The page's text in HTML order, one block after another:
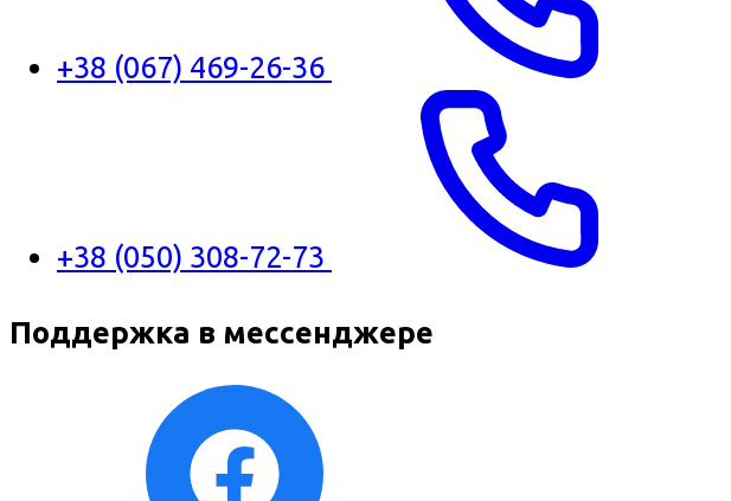
+38 (067) 469-26-36
+38 (050) 308-72-73
Поддержка в мессенджере